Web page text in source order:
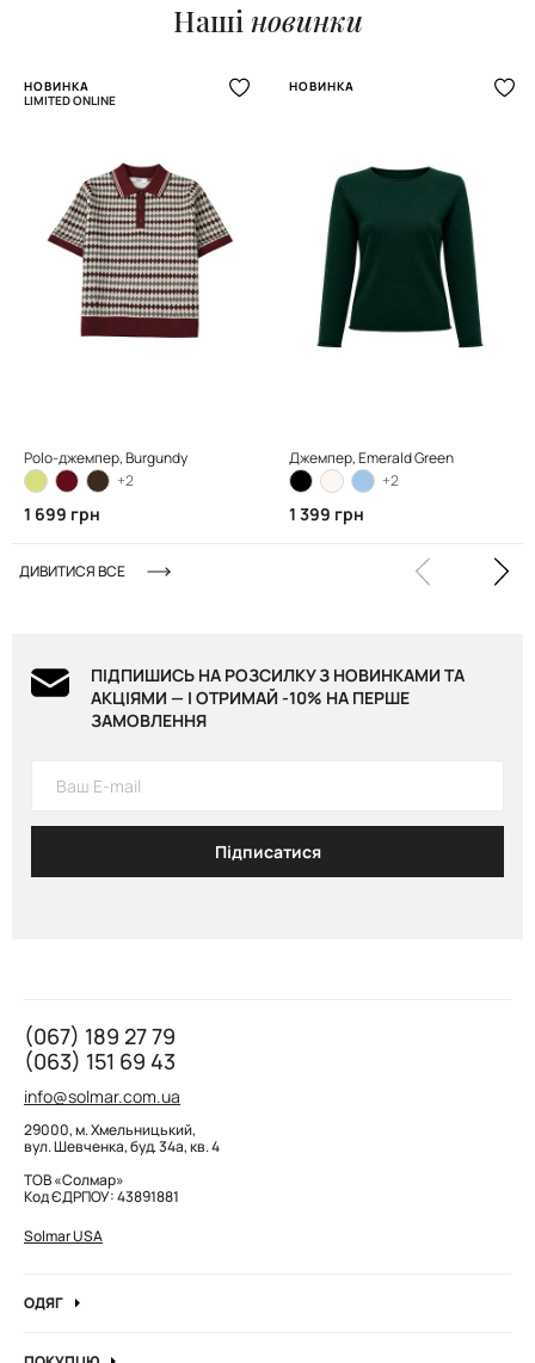
Наші новинки
ДИВИТИСЯ ВСЕ
НОВИНКА
LIMITED ONLINE
Polo-джемпер, Вurgundy
+2
1 699 грн
НОВИНКА
Джемпер, Emerald Green
+2
1 399 грн
ПІДПИШИСЬ НА РОЗСИЛКУ З НОВИНКАМИ ТА
АКЦІЯМИ — І ОТРИМАЙ -10% НА ПЕРШЕ
ЗАМОВЛЕННЯ
Підписатися
(067) 189 27 79
(063) 151 69 43
info@solmar.com.ua
29000, м. Хмельницький,
вул. Шевченка, буд. 34а, кв. 4
ТОВ «Солмар»
Код ЄДРПОУ: 43891881
Solmar USA
ОДЯГ